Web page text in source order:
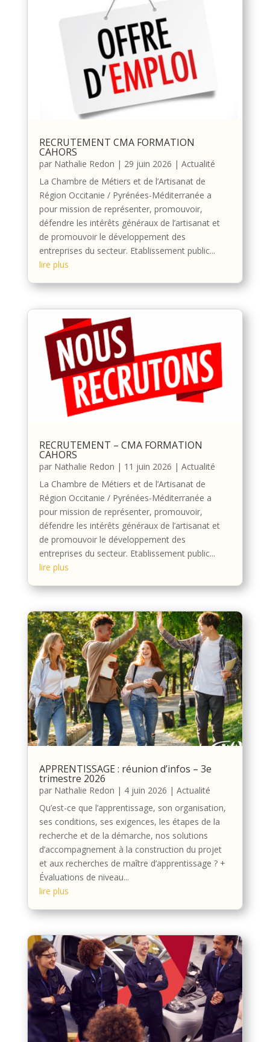
RECRUTEMENT CMA FORMATION
CAHORS
par Nathalie Redon | 29 juin 2026 | Actualité
La Chambre de Métiers et de l’Artisanat de
Région Occitanie / Pyrénées-Méditerranée a
pour mission de représenter, promouvoir,
défendre les intérêts généraux de l’artisanat et
de promouvoir le développement des
entreprises du secteur. Etablissement public...
lire plus
RECRUTEMENT – CMA FORMATION
CAHORS
par Nathalie Redon | 11 juin 2026 | Actualité
La Chambre de Métiers et de l’Artisanat de
Région Occitanie / Pyrénées-Méditerranée a
pour mission de représenter, promouvoir,
défendre les intérêts généraux de l’artisanat et
de promouvoir le développement des
entreprises du secteur. Etablissement public...
lire plus
APPRENTISSAGE : réunion d’infos – 3e
trimestre 2026
par Nathalie Redon | 4 juin 2026 | Actualité
Qu’est-ce que l’apprentissage, son organisation,
ses conditions, ses exigences, les étapes de la
recherche et de la démarche, nos solutions
d’accompagnement à la construction du projet
et aux recherches de maître d’apprentissage ? +
Évaluations de niveau...
lire plus